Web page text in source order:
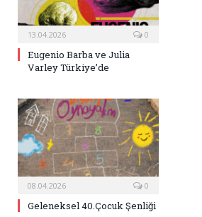
13.04.2026 0
Eugenio Barba ve Julia
Varley Türkiye’de
08.04.2026 0
Geleneksel 40.Çocuk Şenliği